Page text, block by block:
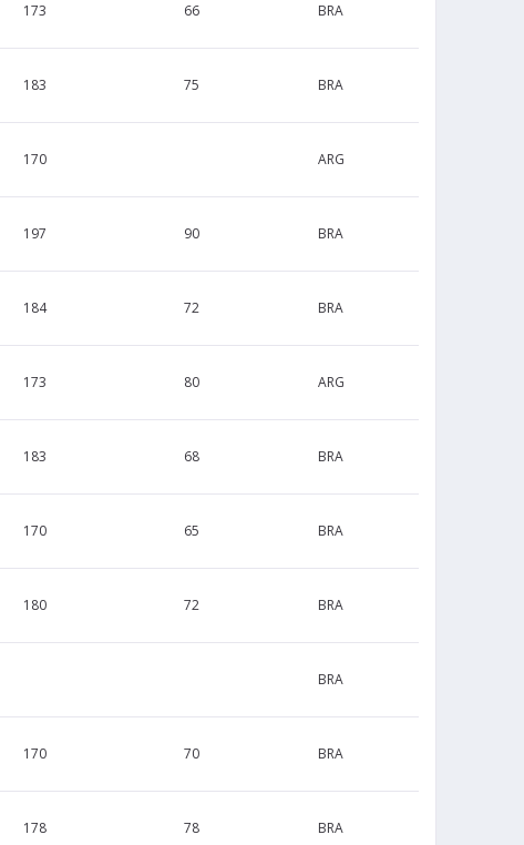
173 66 BRA
183 75 BRA
170 ARG
197 90 BRA
184 72 BRA
173 80 ARG
183 68 BRA
170 65 BRA
180 72 BRA
BRA
170 70 BRA
178 78 BRA